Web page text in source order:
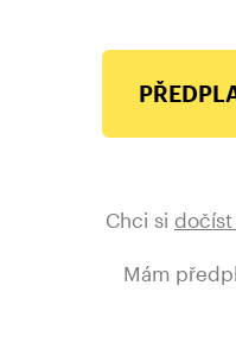
Chci si dočíst
Mám